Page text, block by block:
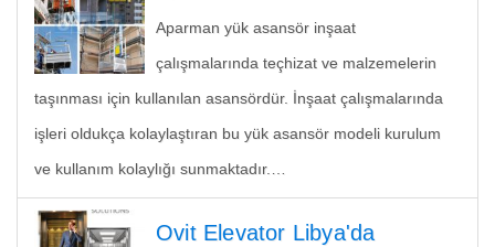
Aparman yük asansör inşaat
çalışmalarında teçhizat ve malzemelerin
taşınması için kullanılan asansördür. İnşaat çalışmalarında
işleri oldukça kolaylaştıran bu yük asansör modeli kurulum
ve kullanım kolaylığı sunmaktadır.…
Ovit Elevator Libya'da